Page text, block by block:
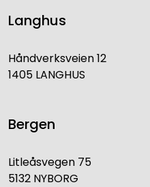
Langhus
Håndverksveien 12
1405 LANGHUS
Bergen
Litleåsvegen 75
5132 NYBORG